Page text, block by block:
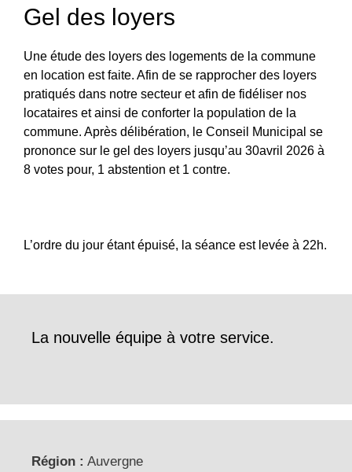
Gel des loyers
Une étude des loyers des logements de la commune
en location est faite. Afin de se rapprocher des loyers
pratiqués dans notre secteur et afin de fidéliser nos
locataires et ainsi de conforter la population de la
commune. Après délibération, le Conseil Municipal se
prononce sur le gel des loyers jusqu’au 30avril 2026 à
8 votes pour, 1 abstention et 1 contre.
L’ordre du jour étant épuisé, la séance est levée à 22h.
La nouvelle équipe à votre service.
Région : Auvergne